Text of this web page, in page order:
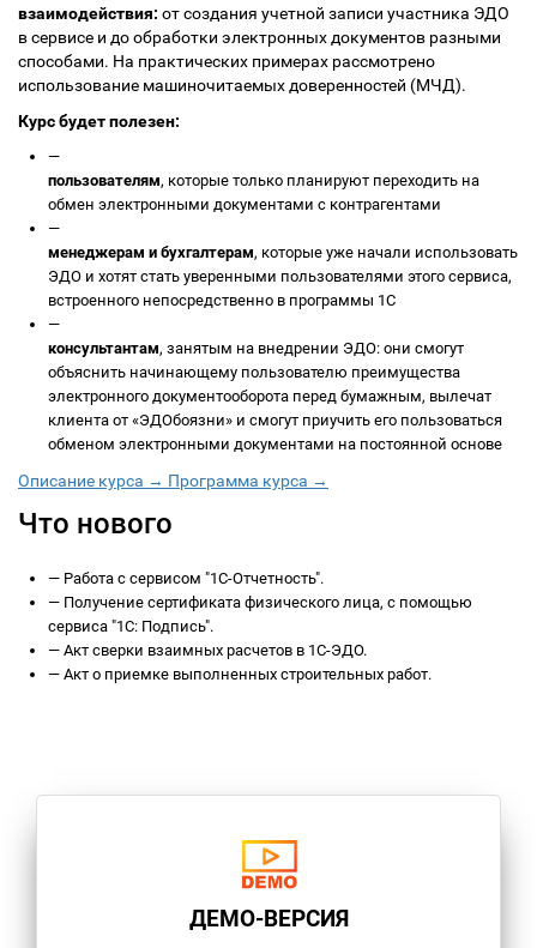
взаимодействия: от создания учетной записи участника ЭДО
в сервисе и до обработки электронных документов разными
способами. На практических примерах рассмотрено
использование машиночитаемых доверенностей (МЧД).
Курс будет полезен:
—
пользователям, которые только планируют переходить на
обмен электронными документами с контрагентами
—
менеджерам и бухгалтерам, которые уже начали использовать
ЭДО и хотят стать уверенными пользователями этого сервиса,
встроенного непосредственно в программы 1С
—
консультантам, занятым на внедрении ЭДО: они смогут
объяснить начинающему пользователю преимущества
электронного документооборота перед бумажным, вылечат
клиента от «ЭДОбоязни» и смогут приучить его пользоваться
обменом электронными документами на постоянной основе
Описание курса → Программа курса →
Что нового
— Работа с сервисом "1С-Отчетность".
— Получение сертификата физического лица, с помощью
сервиса "1С: Подпись".
— Акт сверки взаимных расчетов в 1С-ЭДО.
— Акт о приемке выполненных строительных работ.
ДЕМО-ВЕРСИЯ